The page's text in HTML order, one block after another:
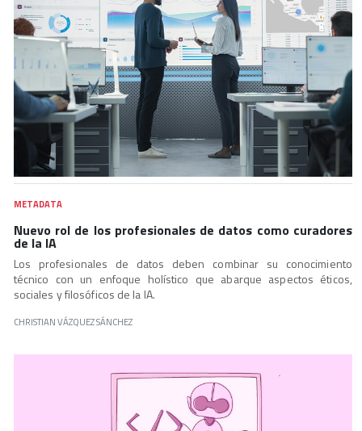
METADATA
Nuevo rol de los profesionales de datos como curadores
de la IA
Los profesionales de datos deben combinar su conocimiento
técnico con un enfoque holístico que abarque aspectos éticos,
sociales y filosóficos de la IA.
CHRISTIAN VÁZQUEZ SÁNCHEZ